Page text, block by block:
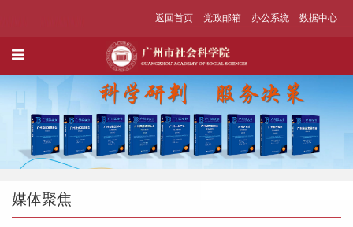
返回首页 党政邮箱 办公系统 数据中心
媒体聚焦